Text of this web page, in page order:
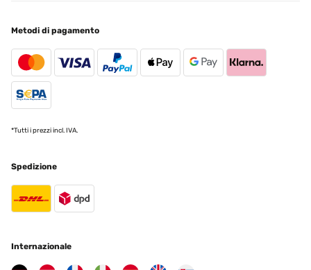
Metodi di pagamento
*Tutti i prezzi incl. IVA.
Spedizione
Internazionale